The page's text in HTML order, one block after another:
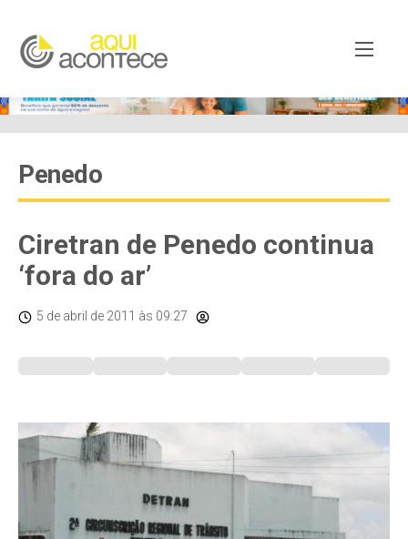
Penedo
Ciretran de Penedo continua
‘fora do ar’
5 de abril de 2011 às 09:27